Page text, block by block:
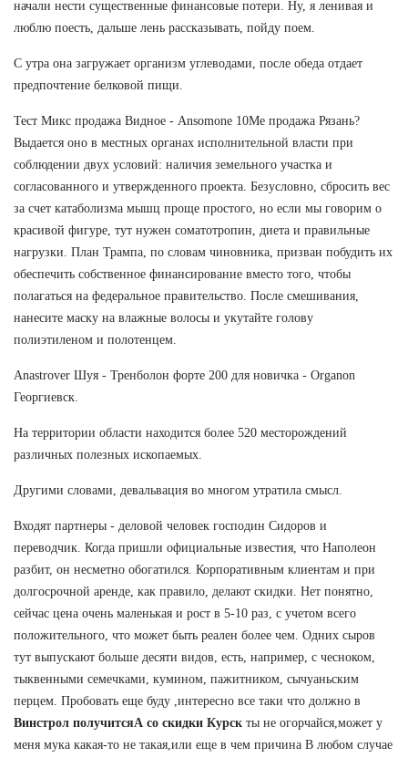
начали нести существенные финансовые потери. Ну, я ленивая и
люблю поесть, дальше лень рассказывать, пойду поем.
С утра она загружает организм углеводами, после обеда отдает
предпочтение белковой пищи.
Тест Микс продажа Видное - Ansomone 10Me продажа Рязань?
Выдается оно в местных органах исполнительной власти при
соблюдении двух условий: наличия земельного участка и
согласованного и утвержденного проекта. Безусловно, сбросить вес
за счет катаболизма мышц проще простого, но если мы говорим о
красивой фигуре, тут нужен соматотропин, диета и правильные
нагрузки. План Трампа, по словам чиновника, призван побудить их
обеспечить собственное финансирование вместо того, чтобы
полагаться на федеральное правительство. После смешивания,
нанесите маску на влажные волосы и укутайте голову
полиэтиленом и полотенцем.
Anastrover Шуя - Тренболон форте 200 для новичка - Organon
Георгиевск.
На территории области находится более 520 месторождений
различных полезных ископаемых.
Другими словами, девальвация во многом утратила смысл.
Входят партнеры - деловой человек господин Сидоров и
переводчик. Когда пришли официальные известия, что Наполеон
разбит, он несметно обогатился. Корпоративным клиентам и при
долгосрочной аренде, как правило, делают скидки. Нет понятно,
сейчас цена очень маленькая и рост в 5-10 раз, с учетом всего
положительного, что может быть реален более чем. Одних сыров
тут выпускают больше десяти видов, есть, например, с чесноком,
тыквенными семечками, кумином, пажитником, сычуаньским
перцем. Пробовать еще буду ,интересно все таки что должно в
Винстрол получитсяА со скидки Курск ты не огорчайся,может у
меня мука какая-то не такая,или еще в чем причина В любом случае